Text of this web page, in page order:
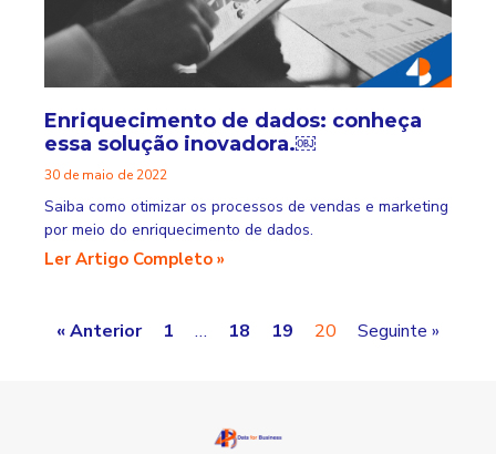
Enriquecimento de dados: conheça
essa solução inovadora.￼
30 de maio de 2022
Saiba como otimizar os processos de vendas e marketing
por meio do enriquecimento de dados.
Ler Artigo Completo »
« Anterior 1 … 18 19 20 Seguinte »